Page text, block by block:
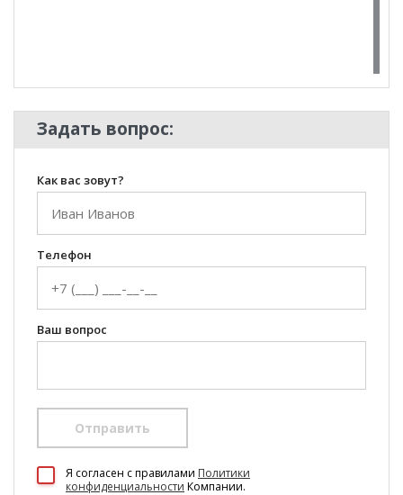
Задать вопрос:
Как вас зовут?
Телефон
Ваш вопрос
Отправить
Я согласен c правилами Политики
конфиденциальности Компании.